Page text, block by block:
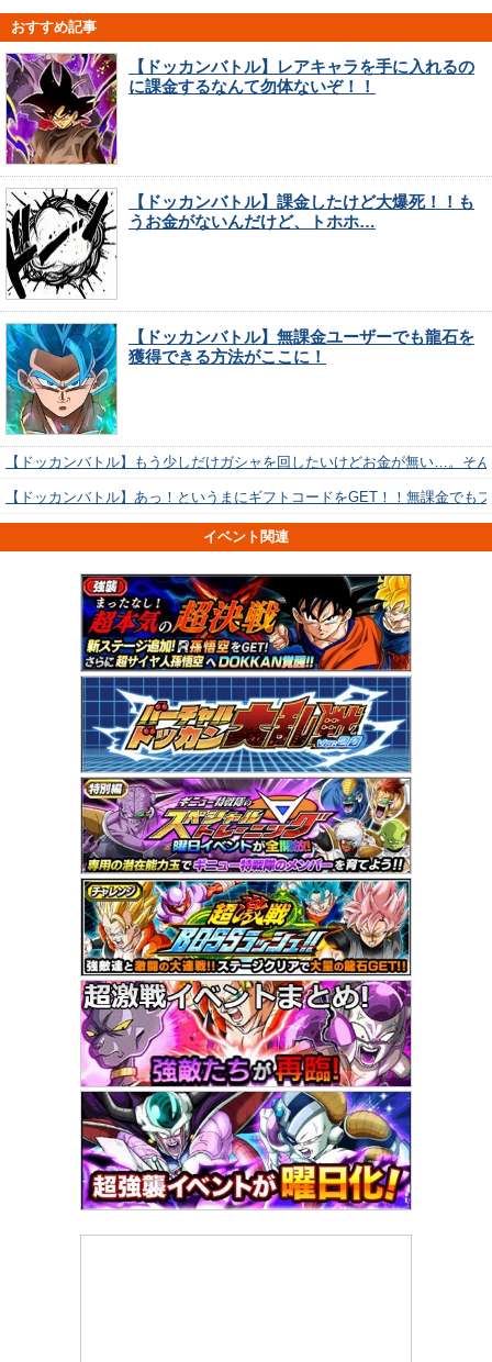
おすすめ記事
【ドッカンバトル】レアキャラを手に入れるの
に課金するなんて勿体ないぞ！！
【ドッカンバトル】課金したけど大爆死！！も
うお金がないんだけど、トホホ…
【ドッカンバトル】無課金ユーザーでも龍石を
獲得できる方法がここに！
【ドッカンバトル】もう少しだけガシャを回したいけどお金が無い…。そ
【ドッカンバトル】あっ！というまにギフトコードをGET！！無課金でも
イベント関連